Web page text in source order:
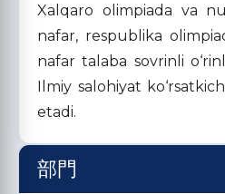
Xalqaro olimpiada va
nafar, respublika
nafar talaba sovrinli
Ilmiy salohiyat
etadi.
部門